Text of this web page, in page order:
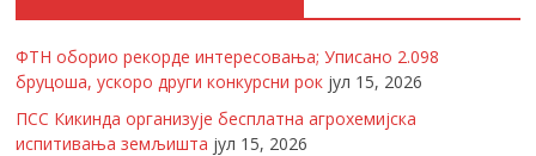
ФТН оборио рекорде интересовања; Уписано 2.098
бруцоша, ускоро други конкурсни рок јул 15, 2026
ПСС Кикинда организује бесплатна агрохемијска
испитивања земљишта јул 15, 2026